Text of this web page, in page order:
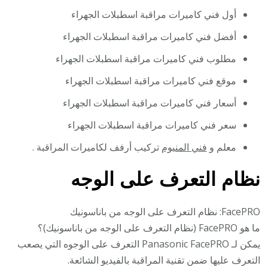
أول فني كاميرات مراقبة اسطبلات الجهراء
أفضل فني كاميرات مراقبة اسطبلات الجهراء
مطلوب فني كاميرات مراقبة اسطبلات الجهراء
موقع فني كاميرات مراقبة اسطبلات الجهراء
أسعار فني كاميرات مراقبة اسطبلات الجهراء
سعر فني كاميرات مراقبة اسطبلات الجهراء
معلم و فني المنيوم تركيب أرفف لكاميرات المراقبة .
نظام التعرف على الوجه
FacePRO: نظام التعرف على الوجه من باناسونيك
ما هو FacePRO (نظام التعرف على الوجه من باناسونيك)؟
يمكن لـ Panasonic FacePRO التعرف على الوجوه التي يصعب
التعرف عليها ضمن تقنية المراقبة بالفيديو الشائعة.